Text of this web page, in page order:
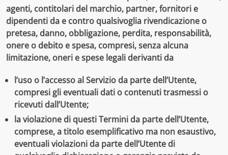
agenti, contitolari del marchio, partner, fornitori e
dipendenti da e contro qualsivoglia rivendicazione o
pretesa, danno, obbligazione, perdita, responsabilità,
onere o debito e spesa, compresi, senza alcuna
limitazione, oneri e spese legali derivanti da
l’uso o l’accesso al Servizio da parte dell’Utente,
compresi gli eventuali dati o contenuti trasmessi o
ricevuti dall’Utente;
la violazione di questi Termini da parte dell’Utente,
comprese, a titolo esemplificativo ma non esaustivo,
eventuali violazioni da parte dell’Utente di